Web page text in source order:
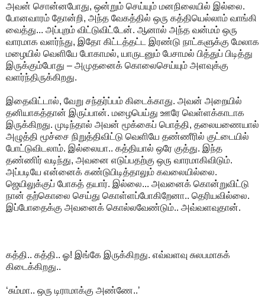
அவன் சொன்னபோது, ஒன்றும் செய்யும் மனநிலையில் இல்லை.
போனவாரம் தோன்றி, அந்த வேகத்தில் ஒரு கத்தியெல்லாம் வாங்கி
வைத்து... அப்புறம் விட்டுவிட்டேன். ஆனால் அந்த வன்மம் ஒரு
வாரமாக வளர்ந்து, இதோ கிட்டத்தட்ட இரண்டு நாட்களுக்கு மேலாக
மழையில் வெளியே போகாமல், யாருடனும் பேசாமல் பித்துப் பிடித்து
இருக்கும்போது – அமுதனைக் கொலைசெய்யும் அளவுக்கு
வளர்ந்திருக்கிறது.
இதைவிட்டால், வேறு சந்தர்ப்பம் கிடைக்காது. அவன் அறையில்
தனியாகத்தான் இருப்பான். மழைபெய்து ஊரே வெள்ளக்காடாக
இருக்கிறது. முடிந்தால் அவன் மூக்கைப் பொத்தி, தலையணையால்
அழுத்தி மூச்சை நிறுத்திவிட்டு வெளியே தண்ணீரில் குட்டையில்
போட்டுவிடலாம். இல்லையா.. கத்தியால் ஒரே குத்து. இந்த
தண்ணிர் வடிந்து, அவனை எடுப்பதற்கு ஒரு வாரமாகிவிடும்.
அப்படியே என்னைக் கண்டுபிடித்தாலும் கவலையில்லை.
ஜெயிலுக்குப் போகத் தயார். இல்லை... அவனைக் கொன்றுவிட்டு
நான் தற்கொலை செய்து கொள்ளப்போகிறேனா.. தெரியவில்லை.
இப்போதைக்கு அவனைக் கொல்லவேண்டும்.. அவ்வளவுதான்.
கத்தி.. கத்தி.. ஓ! இங்கே இருக்கிறது. எவ்வளவு சுலபமாகக்
கிடைக்கிறது..
‘சும்மா.. ஒரு டிராமாக்கு அண்ணே..’